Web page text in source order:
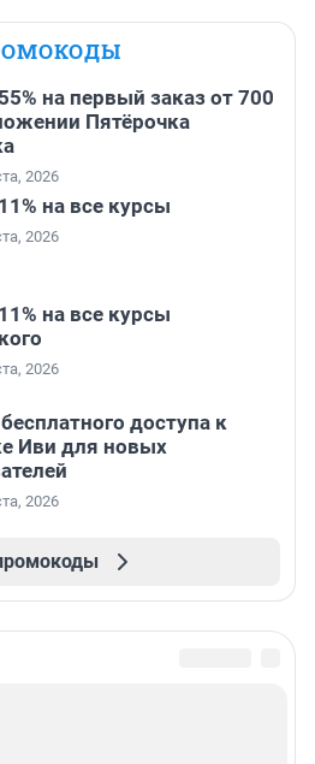
на первый заказ от 700
Пятёрочка
2026
на все курсы
2026
на все курсы
2026
доступа к
Иви для новых
2026